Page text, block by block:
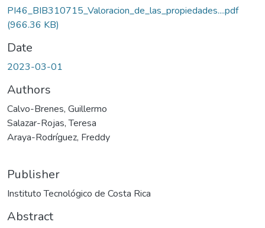
PI46_BIB310715_Valoracion_de_las_propiedades....pdf
(966.36 KB)
Date
2023-03-01
Authors
Calvo-Brenes, Guillermo
Salazar-Rojas, Teresa
Araya-Rodríguez, Freddy
Publisher
Instituto Tecnológico de Costa Rica
Abstract